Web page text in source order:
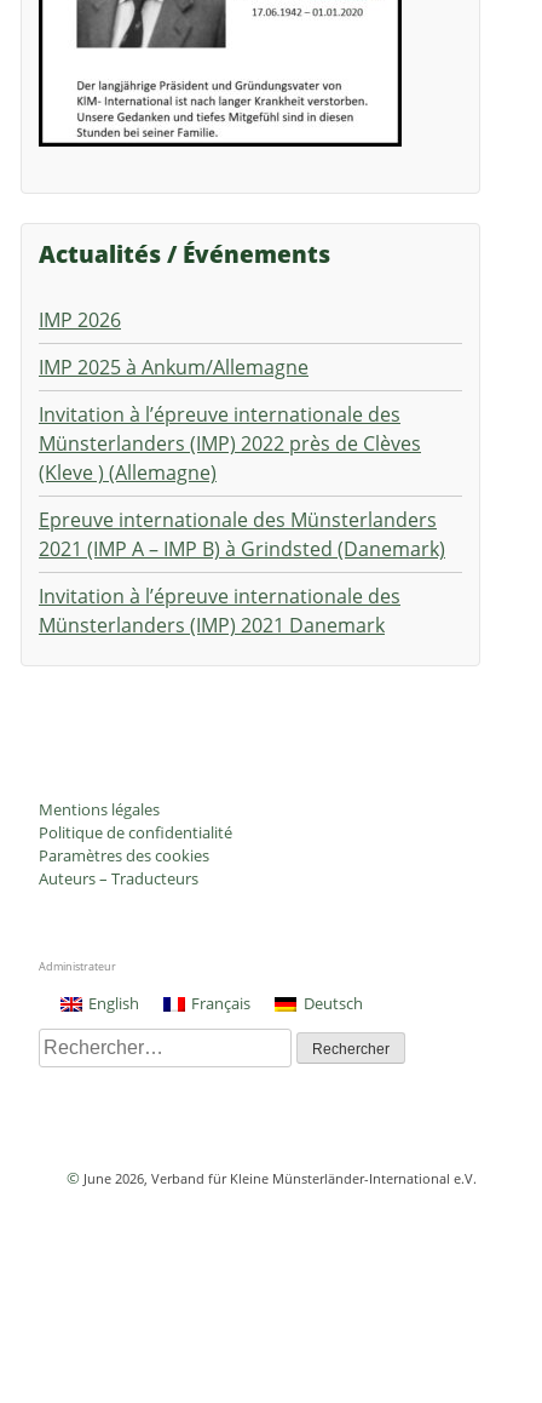
Actualités / Événements
IMP 2026
IMP 2025 à Ankum/Allemagne
Invitation à l’épreuve internationale des
Münsterlanders (IMP) 2022 près de Clèves
(Kleve ) (Allemagne)
Epreuve internationale des Münsterlanders
2021 (IMP A – IMP B) à Grindsted (Danemark)
Invitation à l’épreuve internationale des
Münsterlanders (IMP) 2021 Danemark
Mentions légales
Politique de confidentialité
Paramètres des cookies
Auteurs – Traducteurs
Administrateur
English Français Deutsch
Rechercher :
© June 2026, Verband für Kleine Münsterländer-International e.V.